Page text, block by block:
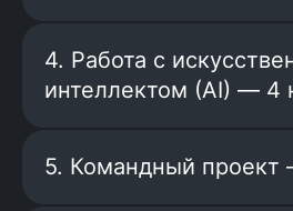
4. Работа с
интеллектом (AI) — 4
5. Командный проект